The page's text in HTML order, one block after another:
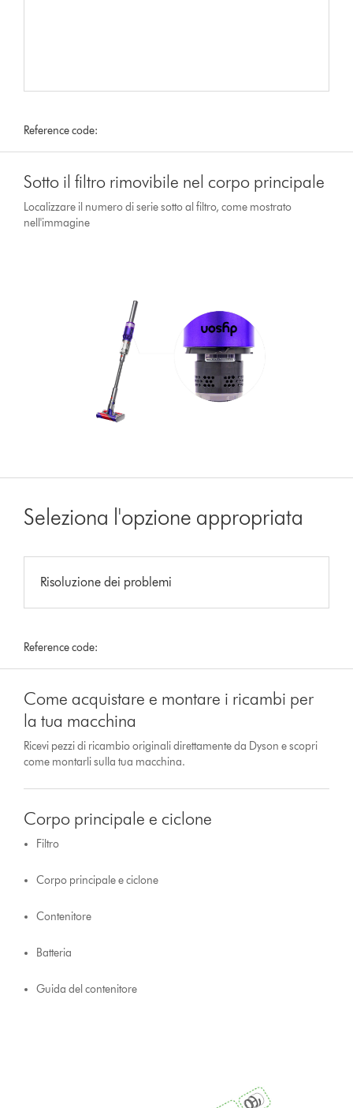
Reference code:
Sotto il filtro rimovibile nel corpo principale
Localizzare il numero di serie sotto al filtro, come mostrato
nell'immagine
Seleziona l'opzione appropriata
Risoluzione dei problemi
Reference code:
Come acquistare e montare i ricambi per
la tua macchina
Ricevi pezzi di ricambio originali direttamente da Dyson e scopri
come montarli sulla tua macchina.
Corpo principale e ciclone
Filtro
Corpo principale e ciclone
Contenitore
Batteria
Guida del contenitore